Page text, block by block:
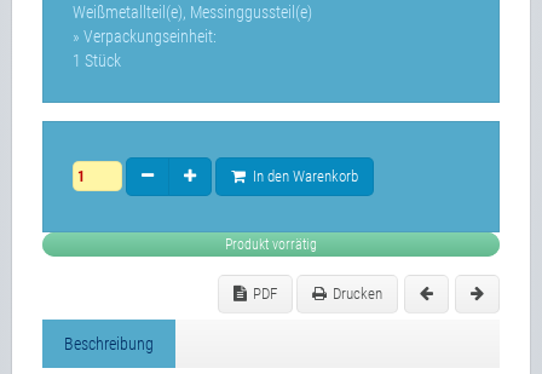
Weißmetallteil(e), Messinggussteil(e)
» Verpackungseinheit:
1 Stück
In den Warenkorb
Produkt vorrätig
PDF Drucken
Beschreibung